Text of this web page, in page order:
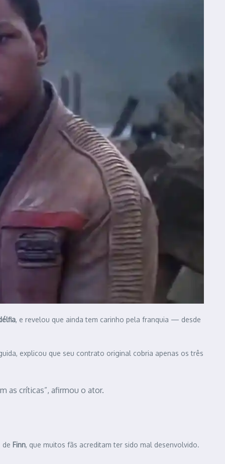
, e revelou que ainda tem carinho pela franquia — desde
explicou que seu contrato original cobria apenas os três
as críticas”, afirmou o ator.
de Finn, que muitos fãs acreditam ter sido mal desenvolvido.